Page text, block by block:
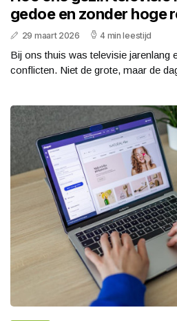
gedoe en zonder hoge
29 maart 2026 4 min leestijd
Bij ons thuis was televisie jarenlang
conflicten. Niet de grote, maar de